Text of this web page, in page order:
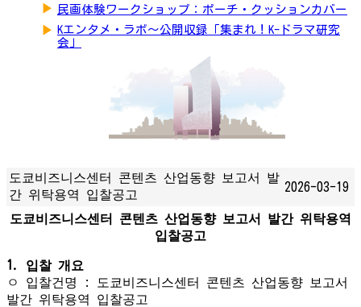
▶ 民画体験ワークショップ：ポーチ・クッションカバー
▶ Kエンタメ・ラボ～公開収録「集まれ！K-ドラマ研究
会」
도쿄비즈니스센터 콘텐츠 산업동향 보고서 발
간 위탁용역 입찰공고
2026-03-19
도쿄비즈니스센터 콘텐츠 산업동향 보고서 발간 위탁용역
입찰공고
1. 입찰 개요
ㅇ 입찰건명 : 도쿄비즈니스센터 콘텐츠 산업동향 보고서
발간 위탁용역 입찰공고